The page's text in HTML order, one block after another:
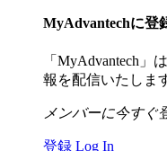
MyAdvantechに登
「MyAdvantech
報を配信いたしま
メンバーに今すぐ
登録 Log In